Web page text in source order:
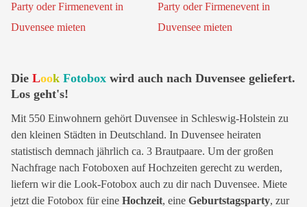
Die Look Fotobox wird auch nach Duvensee geliefert.
Los geht's!
Mit 550 Einwohnern gehört Duvensee in Schleswig-Holstein zu
den kleinen Städten in Deutschland. In Duvensee heiraten
statistisch demnach jährlich ca. 3 Brautpaare. Um der großen
Nachfrage nach Fotoboxen auf Hochzeiten gerecht zu werden,
liefern wir die Look-Fotobox auch zu dir nach Duvensee. Miete
jetzt die Fotobox für eine Hochzeit, eine Geburtstagsparty, zur